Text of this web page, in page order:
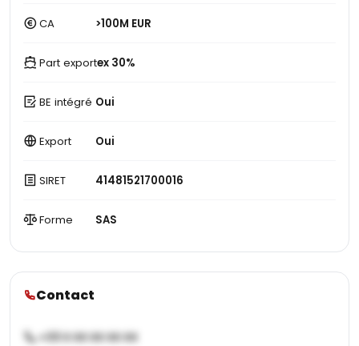
CA >100M EUR
Part exportex 30%
BE intégré Oui
Export Oui
SIRET 41481521700016
Forme SAS
Contact
+33 X XX XX XX XX